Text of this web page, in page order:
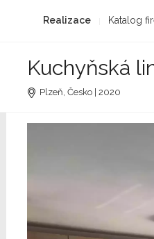
Realizace Katalog
Kuchyňská
Plzeň, Česko | 2020